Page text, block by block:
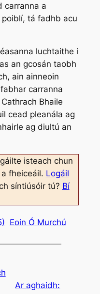
carranna a
tá fadhb acu
luchtaithe i
an gcosán taobh
ain ainneoin
carranna
Bhaile
cead pleanála ag
ag diultú an
isteach chun
fheiceáil. Logáil
síntiúsóir tú? Bí
Eoin Ó Murchú
Ar aghaidh: